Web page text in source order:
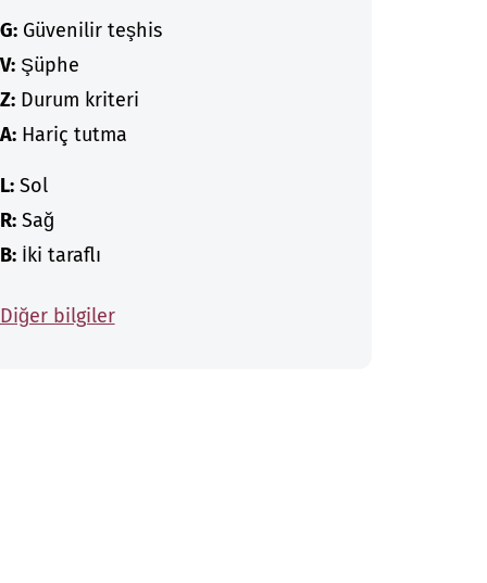
G:Güvenilir teşhis
V:Şüphe
Z:Durum kriteri
A:Hariç tutma
L:Sol
R:Sağ
B:İki taraflı
Diğer bilgiler